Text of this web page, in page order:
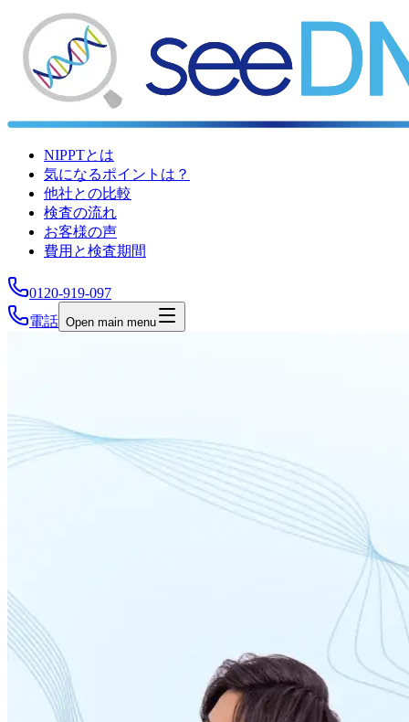
NIPPTとは
気になるポイントは？
他社との比較
検査の流れ
お客様の声
費用と検査期間
0120-919-097
電話 Open main menu